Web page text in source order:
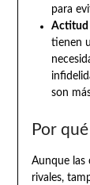
para
Actitud
tienen
son
Por
Aunque las
rivales,